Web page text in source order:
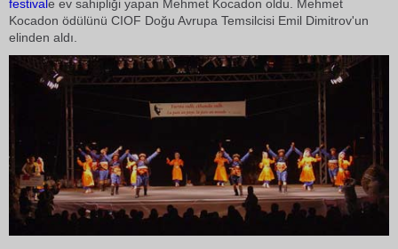
festivale ev sahipliği yapan Mehmet Kocadon oldu. Mehmet
Kocadon ödülünü CIOF Doğu Avrupa Temsilcisi Emil Dimitrov'un
elinden aldı.